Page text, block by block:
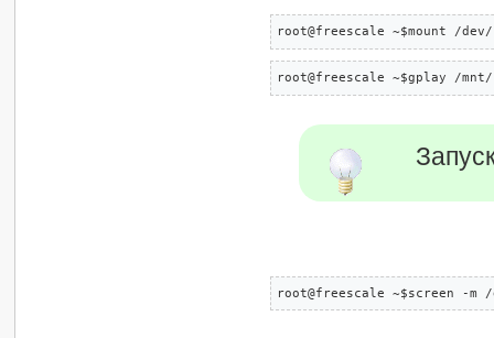
root@freescale ~$mount /
root@freescale ~$gplay /
root@freescale ~$screen -m